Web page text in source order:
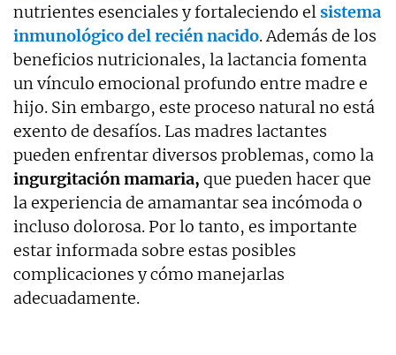
nutrientes esenciales y fortaleciendo elsistema
inmunológico del recién nacido. Además de los
beneficios nutricionales, la lactancia fomenta
un vínculo emocional profundo entre madre e
hijo. Sin embargo, este proceso natural no está
exento de desafíos. Las madres lactantes
pueden enfrentar diversos problemas, como la
ingurgitación mamaria, que pueden hacer que
la experiencia de amamantar sea incómoda o
incluso dolorosa. Por lo tanto, es importante
estar informada sobre estas posibles
complicaciones y cómo manejarlas
adecuadamente.